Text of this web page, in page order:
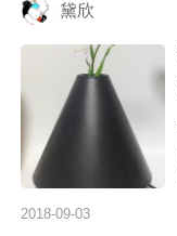
黛欣
2018-09-03